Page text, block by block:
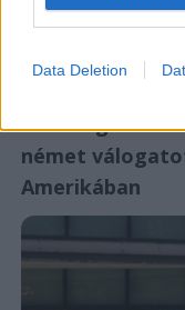
Data Deletion
Különleges
német
Amerikában